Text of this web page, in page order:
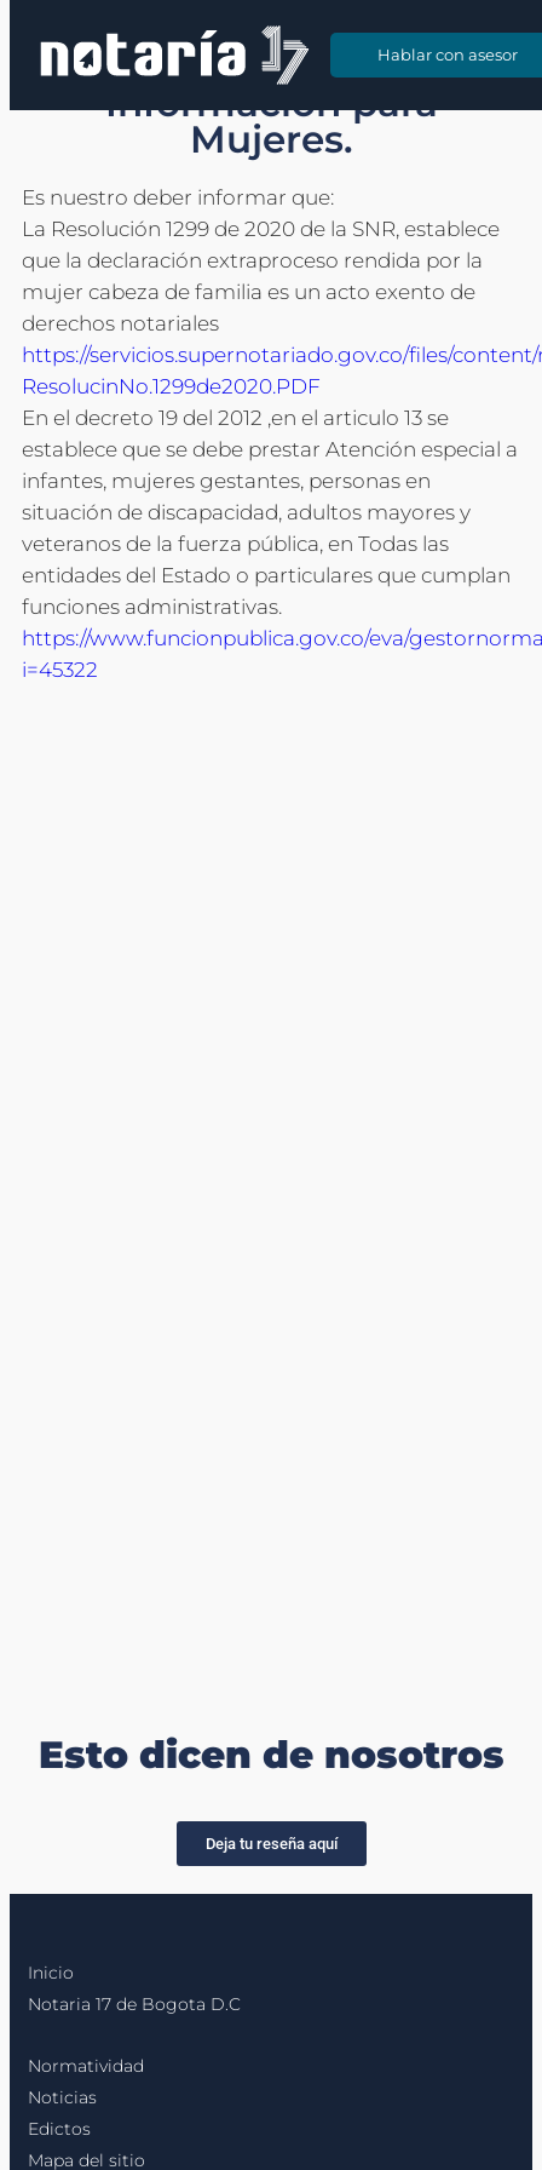
Hablar con asesor
Hablar con asesor
Información para
Mujeres.
Es nuestro deber informar que:
La Resolución 1299 de 2020 de la SNR, establece
que la declaración extraproceso rendida por la
mujer cabeza de familia es un acto exento de
derechos notariales
https://servicios.supernotariado.gov.co/files/content/
ResolucinNo.1299de2020.PDF
En el decreto 19 del 2012 ,en el articulo 13 se
establece que se debe prestar Atención especial a
infantes, mujeres gestantes, personas en
situación de discapacidad, adultos mayores y
veteranos de la fuerza pública, en Todas las
entidades del Estado o particulares que cumplan
funciones administrativas.
https://www.funcionpublica.gov.co/eva/
i=45322
Esto dicen de nosotros
Deja tu reseña aquí
Inicio
Notaria 17 de Bogota D.C
Normatividad
Noticias
Edictos
Mapa del sitio